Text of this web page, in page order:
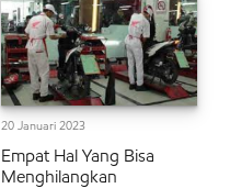
20 Januari 2023
Empat Hal Yang Bisa
Menghilangkan